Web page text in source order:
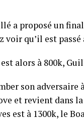
a proposé un
qu’il est passé
alors à 800k,
son adversaire
et revient dans
est à 1300k, le